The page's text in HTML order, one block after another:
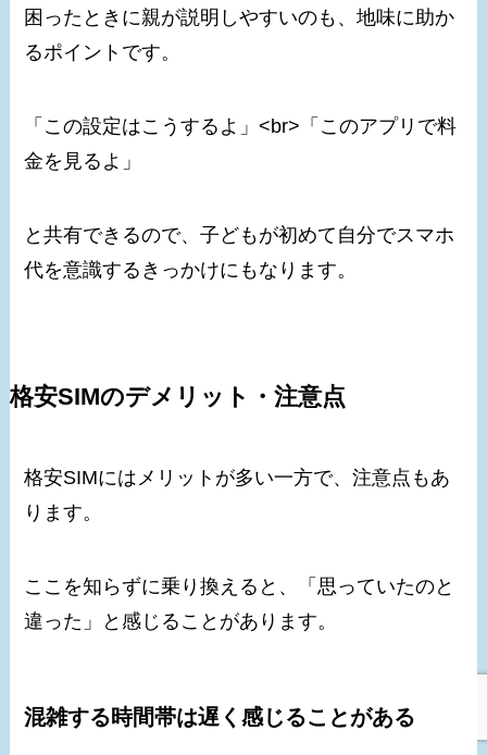
困ったときに親が説明しやすいのも、地味に助か
るポイントです。
「この設定はこうするよ」<br>「このアプリで料
金を見るよ」
と共有できるので、子どもが初めて自分でスマホ
代を意識するきっかけにもなります。
格安SIMのデメリット・注意点
格安SIMにはメリットが多い一方で、注意点もあ
ります。
ここを知らずに乗り換えると、「思っていたのと
違った」と感じることがあります。
混雑する時間帯は遅く感じることがある